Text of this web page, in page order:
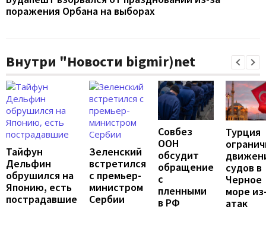
поражения Орбана на выборах
Внутри "Новости bigmir)net
Тайфун
Дельфин
обрушился на
Японию, есть
пострадавшие
Зеленский
встретился
с премьер-
министром
Сербии
Совбез
ООН
обсудит
обращение
с
пленными
в РФ
Турция
судов в
Черное
море
атак